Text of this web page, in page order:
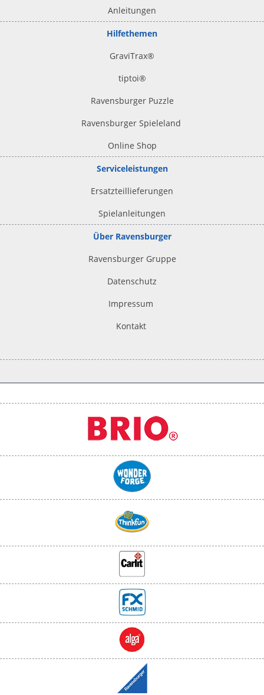
Anleitungen
Hilfethemen
GraviTrax®
tiptoi®
Ravensburger Puzzle
Ravensburger Spieleland
Online Shop
Serviceleistungen
Ersatzteillieferungen
Spielanleitungen
Über Ravensburger
Ravensburger Gruppe
Datenschutz
Impressum
Kontakt